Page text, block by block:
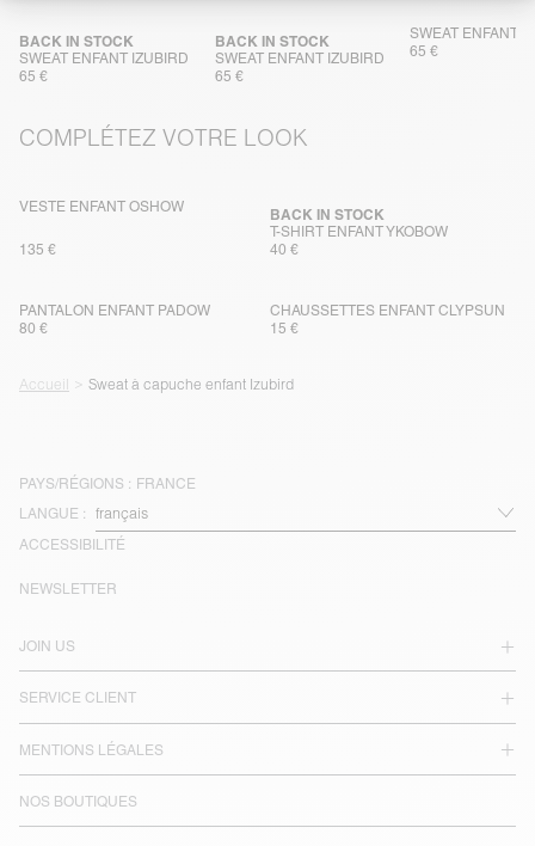
SWEAT ENFANT IZUBIRD
BACK IN STOCK
65 €
SWEAT ENFANT IZUBIRD
BACK IN STOCK
65 €
SWEAT ENFANT
65 €
COMPLÉTEZ VOTRE LOOK
VESTE ENFANT OSHOW
135 €
T-SHIRT ENFANT YKOBOW
BACK IN STOCK
40 €
PANTALON ENFANT PADOW
80 €
CHAUSSETTES ENFANT CLYPSUN
15 €
Accueil Sweat à capuche enfant Izubird
PAYS/RÉGIONS : FRANCE
LANGUE :
ACCESSIBILITÉ
JOIN US
SERVICE CLIENT
MENTIONS LÉGALES
NOS BOUTIQUES
NEWSLETTER